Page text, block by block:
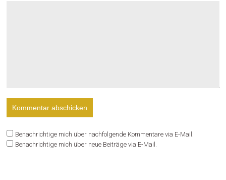
Benachrichtige mich über nachfolgende Kommentare via E-Mail.
Benachrichtige mich über neue Beiträge via E-Mail.